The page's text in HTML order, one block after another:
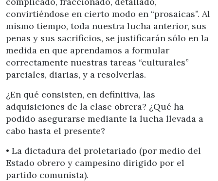
convirtiéndose en cierto modo en “prosaicas”. Al
mismo tiempo, toda nuestra lucha anterior, sus
penas y sus sacrificios, se justificarán sólo en la
medida en que aprendamos a formular
correctamente nuestras tareas “culturales”
parciales, diarias, y a resolverlas.
¿En qué consisten, en definitiva, las
adquisiciones de la clase obrera? ¿Qué ha
podido asegurarse mediante la lucha llevada a
cabo hasta el presente?
• La dictadura del proletariado (por medio del
Estado obrero y campesino dirigido por el
partido comunista).